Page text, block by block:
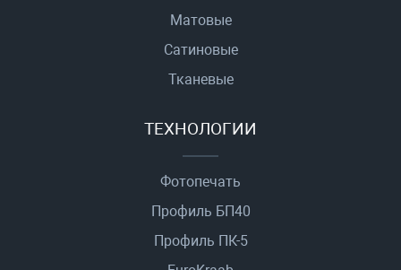
Матовые
Сатиновые
Тканевые
ТЕХНОЛОГИИ
Фотопечать
Профиль БП40
Профиль ПК-5